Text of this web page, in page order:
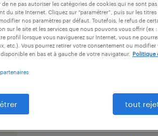
chartres, eure-et-loir
intérim
28 600 € par année
ne pas autoriser les catégories de cookies qui ne sont
du site Internet. Cliquez sur “paramétrer”, puis sur les
nos paramètres par défaut. Toutefois, le refus de
sur le site et les services que nous pouvons vous offrir (ex
profil lorsque vous naviguerez sur Internet, vous ne
etc.). Vous pourrez retirer votre consentement ou
en bas et à gauche de votre navigateur.
Politique
tout